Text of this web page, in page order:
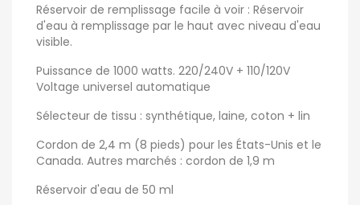
Réservoir de remplissage facile à voir : Réservoir
d'eau à remplissage par le haut avec niveau d'eau
visible.
Puissance de 1000 watts. 220/240V + 110/120V
Voltage universel automatique
Sélecteur de tissu : synthétique, laine, coton + lin
Cordon de 2,4 m (8 pieds) pour les États-Unis et le
Canada. Autres marchés : cordon de 1,9 m
Réservoir d'eau de 50 ml